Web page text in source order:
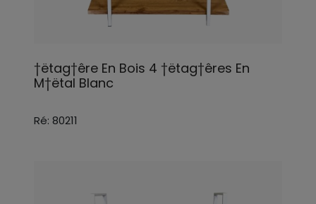
†ëtag†êre En Bois 4 †ëtag†êres En
M†ëtal Blanc
Ré: 80211